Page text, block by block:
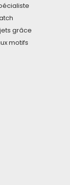
grâce
motifs